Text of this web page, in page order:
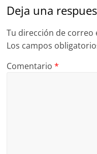
Deja una
Tu dirección de
Los campos
Comentario*